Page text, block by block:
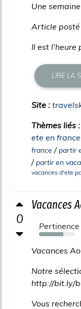
Une
Article
Il est l'heure
LIRE LA
Site :
Thèmes liés :
ete en france
france / partir
/ partir en
vacances d'ete
0
Vacances
Pertinence
69%
Vacances
Notre
http://bit.ly/
Vous